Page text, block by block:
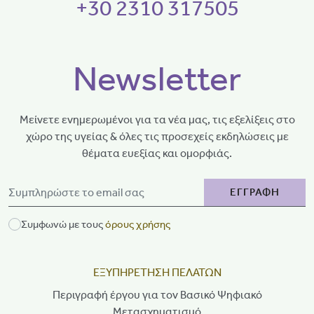
+30 2310 317505
ΕΞΥΠΗΡΕΤΗΣΗ ΠΕΛΑΤΩΝ
Περιγραφή έργου για τον Βασικό Ψηφιακό
Newsletter
Μείνετε ενημερωμένοι για τα νέα μας, τις εξελίξεις στο
χώρο της υγείας & όλες τις προσεχείς εκδηλώσεις με
θέματα ευεξίας και ομορφιάς.
ΕΓΓΡΑΦΗ
Συμφωνώ με τουςόρους χρήσης